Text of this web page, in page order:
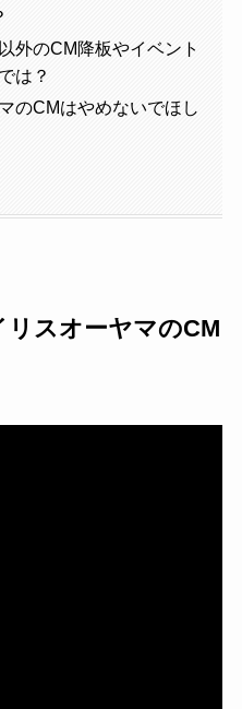
外のCM降板やイベント
は？
のCMはやめないでほし
スオーヤマのCM